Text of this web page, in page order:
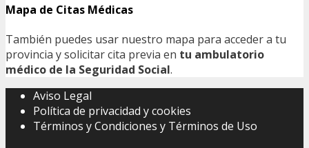
Mapa de Citas Médicas
También puedes usar nuestro mapa para acceder a tu
provincia y solicitar cita previa en tu ambulatorio
médico de la Seguridad Social.
Aviso Legal
Política de privacidad y cookies
Términos y Condiciones y Términos de Uso